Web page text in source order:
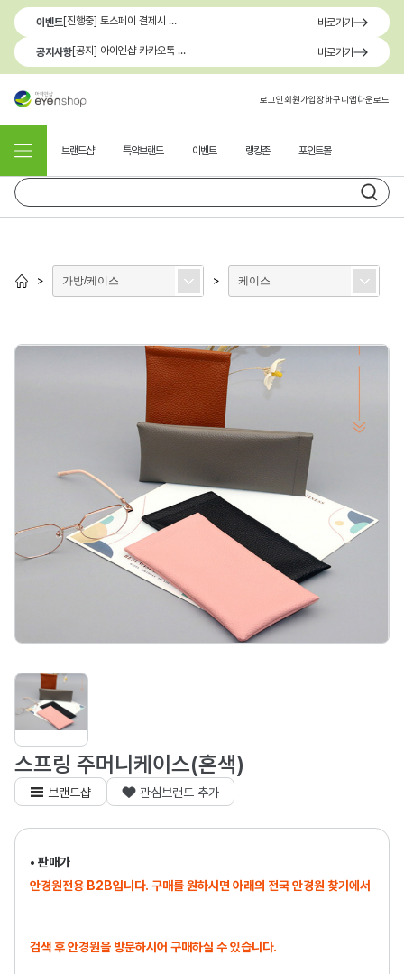
이벤트 [진행중] 토스페이 결제시 최대 1.3만원 혜택 바로가기
공지사항 [공지] 아이엔샵 카카오톡 1:1 문의 채널 이용 안내 바로가기
로그인회원가입장바구니앱다운로드
브랜드샵 특약브랜드 이벤트 랭킹존 포인트몰
> 가방/케이스 > 케이스
스프링 주머니케이스(혼색)
브랜드샵 관심브랜드 추가
• 판매가
안경원전용 B2B입니다. 구매를 원하시면 아래의 전국 안경원 찾기에서
검색 후 안경원을 방문하시어 구매하실 수 있습니다.